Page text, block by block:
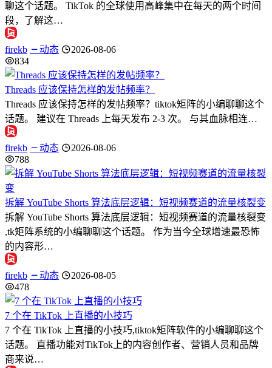
聊这个话题。 TikTok 的全球使用高峰集中在每天的两个时间
段，了解这…
firekb 动态
2026-08-06
834
Threads 应该保持怎样的发帖频率？
Threads 应该保持怎样的发帖频率？tiktok矩阵的小编聊聊这个
话题。 建议在 Threads 上每天发布 2-3 次。 与其血脉相连…
firekb 动态
2026-08-06
788
拆解 YouTube Shorts 算法底层逻辑：短视频赛道的流量核裂变
拆解 YouTube Shorts 算法底层逻辑：短视频赛道的流量核裂变
,tk矩阵系统的小编聊聊这个话题。 作为当今全球增速最恐怖
的内容形…
firekb 动态
2026-08-05
478
7 个在 TikTok 上直播的小技巧
7 个在 TikTok 上直播的小技巧,tiktok矩阵软件的小编聊聊这个
话题。 直播功能对TikTok上的内容创作者、营销人员和品牌
商来说…